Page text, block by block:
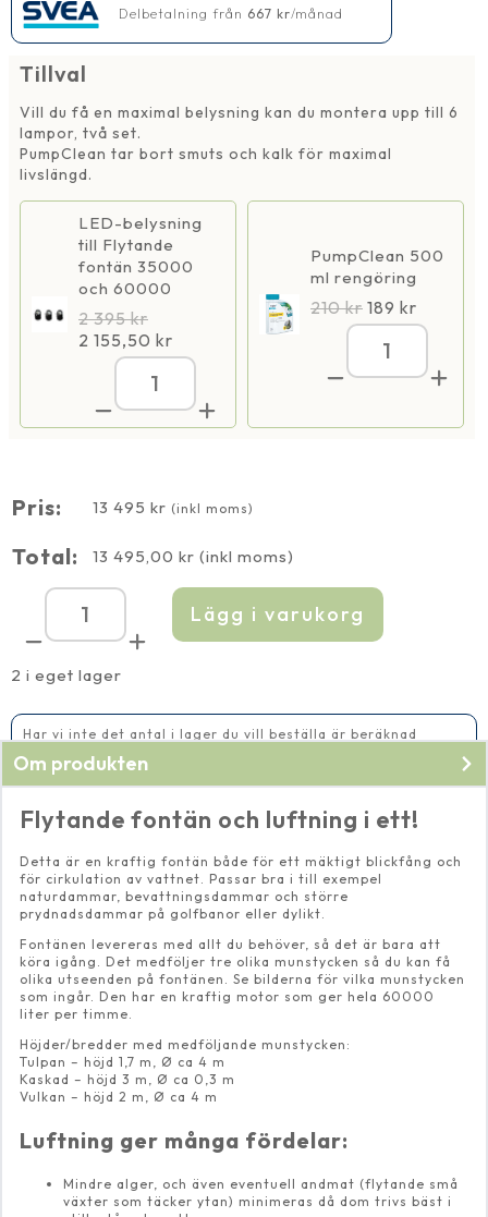
Delbetalning från 667 kr/månad
2 i eget lager
Tillval
Vill du få en maximal belysning kan du montera upp till 6
lampor, två set.
PumpClean tar bort smuts och kalk för maximal
livslängd.
LED-belysning
till Flytande
fontän 35000
och 60000
2 395kr
2 155,50 kr
Flytande
fontän
60000
PumpClean 500
ml rengöring
210kr 189 kr
Flytande
fontän
60000
Pris: 13 495 kr (inkl moms)
Total: 13 495,00 kr (inkl moms)
Flytande
fontän
60000
mängd
Lägg i varukorg
Har vi inte det antal i lager du vill beställa är beräknad
Om produkten
Flytande fontän och luftning i ett!
Detta är en kraftig fontän både för ett mäktigt blickfång och
för cirkulation av vattnet. Passar bra i till exempel
naturdammar, bevattningsdammar och större
prydnadsdammar på golfbanor eller dylikt.
Fontänen levereras med allt du behöver, så det är bara att
köra igång. Det medföljer tre olika munstycken så du kan få
olika utseenden på fontänen. Se bilderna för vilka munstycken
som ingår. Den har en kraftig motor som ger hela 60000
liter per timme.
Höjder/bredder med medföljande munstycken:
Tulpan – höjd 1,7 m, Ø ca 4 m
Kaskad – höjd 3 m, Ø ca 0,3 m
Vulkan – höjd 2 m, Ø ca 4 m
Luftning ger många fördelar:
Mindre alger, och även eventuell andmat (flytande små
växter som täcker ytan) minimeras då dom trivs bäst i